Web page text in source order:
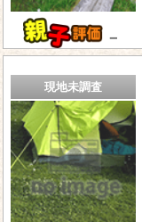
－
現地未調査